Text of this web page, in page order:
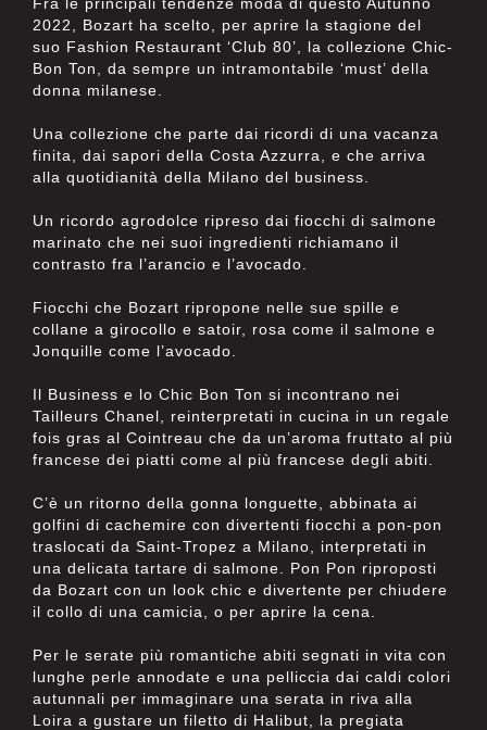
2022, Bozart ha scelto, per aprire la stagione del
suo Fashion Restaurant ‘Club 80’, la collezione Chic-
Bon Ton, da sempre un intramontabile ‘must’ della
donna milanese.
Una collezione che parte dai ricordi di una vacanza
finita, dai sapori della Costa Azzurra, e che arriva
alla quotidianità della Milano del business.
Un ricordo agrodolce ripreso dai fiocchi di salmone
marinato che nei suoi ingredienti richiamano il
contrasto fra l’arancio e l’avocado.
Fiocchi che Bozart ripropone nelle sue spille e
collane a girocollo e satoir, rosa come il salmone e
Jonquille come l’avocado.
Il Business e lo Chic Bon Ton si incontrano nei
Tailleurs Chanel, reinterpretati in cucina in un regale
fois gras al Cointreau che da un’aroma fruttato al più
francese dei piatti come al più francese degli abiti.
C’è un ritorno della gonna longuette, abbinata ai
golfini di cachemire con divertenti fiocchi a pon-pon
traslocati da Saint-Tropez a Milano, interpretati in
una delicata tartare di salmone. Pon Pon riproposti
da Bozart con un look chic e divertente per chiudere
il collo di una camicia, o per aprire la cena.
Per le serate più romantiche abiti segnati in vita con
lunghe perle annodate e una pelliccia dai caldi colori
autunnali per immaginare una serata in riva alla
Loira a gustare un filetto di Halibut, la pregiata